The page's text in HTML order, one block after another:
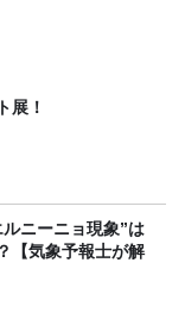
展！
ニーニョ現象”は
【気象予報士が解